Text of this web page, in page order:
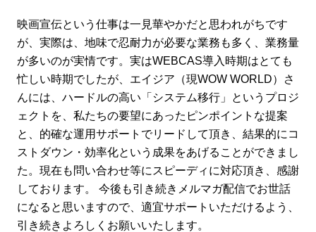
映画宣伝という仕事は一見華やかだと思われがちです
が、実際は、地味で忍耐力が必要な業務も多く、業務量
が多いのが実情です。実はWEBCAS導入時期はとても
忙しい時期でしたが、エイジア（現WOW WORLD）さ
んには、ハードルの高い「システム移行」というプロジ
ェクトを、私たちの要望にあったピンポイントな提案
と、的確な運用サポートでリードして頂き、結果的にコ
ストダウン・効率化という成果をあげることができまし
た。現在も問い合わせ等にスピーディに対応頂き、感謝
しております。 今後も引き続きメルマガ配信でお世話
になると思いますので、適宜サポートいただけるよう、
引き続きよろしくお願いいたします。